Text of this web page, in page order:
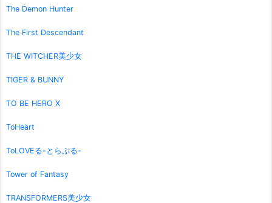
The Demon Hunter
The First Descendant
THE WITCHER美少女
TIGER & BUNNY
TO BE HERO X
ToHeart
ToLOVEる-とらぶる-
Tower of Fantasy
TRANSFORMERS美少女